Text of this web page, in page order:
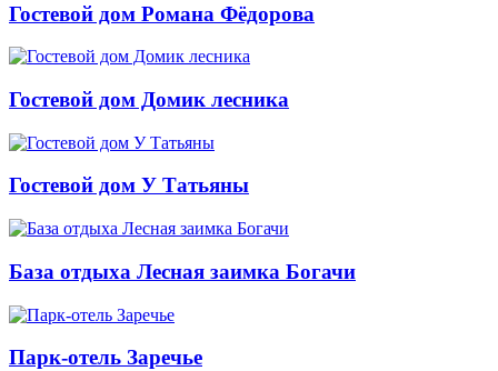
Гостевой дом Романа Фёдорова
Гостевой дом Домик лесника
Гостевой дом У Татьяны
База отдыха Лесная заимка Богачи
Парк-отель Заречье